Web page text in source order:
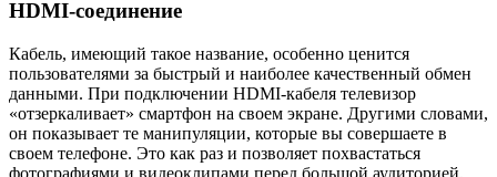
HDMI-соединение
Кабель, имеющий такое название, особенно ценится
пользователями за быстрый и наиболее качественный обмен
данными. При подключении HDMI-кабеля телевизор
«отзеркаливает» смартфон на своем экране. Другими словами,
он показывает те манипуляции, которые вы совершаете в
своем телефоне. Это как раз и позволяет похвастаться
фотографиями и видеоклипами перед большой аудиторией,